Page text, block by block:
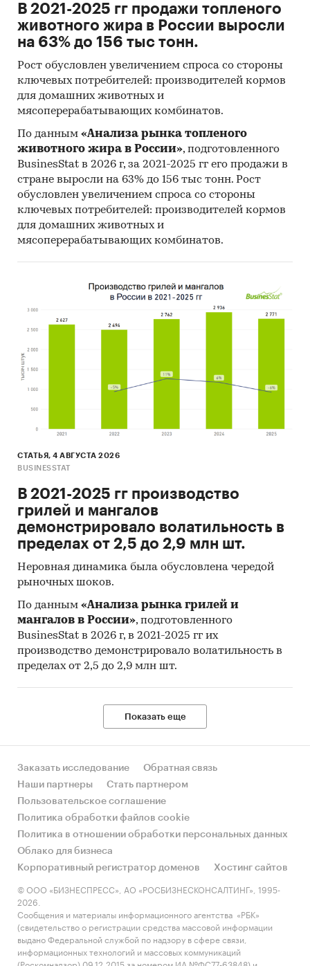
В 2021-2025 гг продажи топленого
животного жира в России выросли
на 63% до 156 тыс тонн.
Рост обусловлен увеличением спроса со стороны
ключевых потребителей: производителей кормов
для домашних животных и
мясоперерабатывающих комбинатов.
По данным «Анализа рынка топленого
животного жира в России», подготовленного
BusinesStat в 2026 г, за 2021-2025 гг его продажи в
стране выросли на 63% до 156 тыс тонн. Рост
обусловлен увеличением спроса со стороны
ключевых потребителей: производителей кормов
для домашних животных и
мясоперерабатывающих комбинатов.
СТАТЬЯ, 4 АВГУСТА 2026
BUSINESSTAT
В 2021-2025 гг производство
грилей и мангалов
демонстрировало волатильность в
пределах от 2,5 до 2,9 млн шт.
Неровная динамика была обусловлена чередой
рыночных шоков.
По данным «Анализа рынка грилей и
мангалов в России», подготовленного
BusinesStat в 2026 г, в 2021-2025 гг их
производство демонстрировало волатильность в
пределах от 2,5 до 2,9 млн шт.
Показать еще
Заказать исследование
Обратная связь
Наши партнеры
Стать партнером
Пользовательское соглашение
Политика обработки файлов cookie
Политика в отношении обработки персональных данных
Облако для бизнеса
Корпоративный регистратор доменов
Хостинг сайтов
© ООО «БИЗНЕСПРЕСС», АО «РОСБИЗНЕСКОНСАЛТИНГ», 1995-
2026.
Сообщения и материалы информационного агентства «РБК»
(свидетельство о регистрации средства массовой информации
выдано Федеральной службой по надзору в сфере связи,
информационных технологий и массовых коммуникаций